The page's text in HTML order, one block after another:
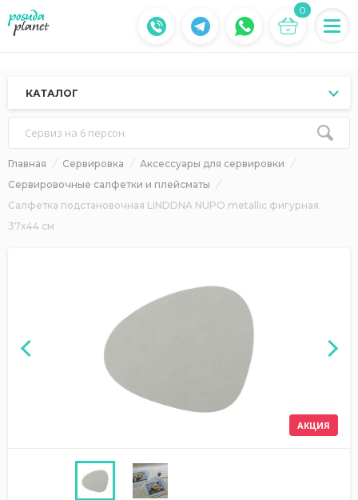
0
КАТАЛОГ
Сервиз на 6 персон
Главная Сервировка
Аксессуары для сервировки
Сервировочные салфетки и плейсматы
Салфетка подстановочная LINDDNA NUPO metallic фигурная
37x44 см
АКЦИЯ